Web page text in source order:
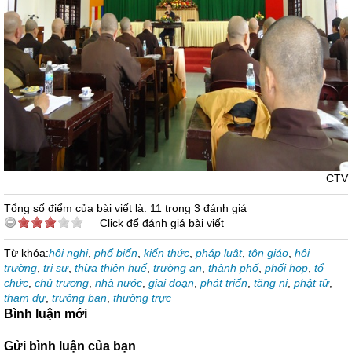
CTV
Tổng số điểm của bài viết là: 11 trong 3 đánh giá
Click để đánh giá bài viết
Từ khóa:hội nghị, phổ biến kiến thức pháp luật, tôn giáo hội
trường trị sự, thừa thiên huế, trường an thành phố, phối hợp tổ
chức chủ trương nhà nước giai đoạn phát triển tăng ni, phật tử,
tham dự, trưởng ban thường trực
Bình luận mới
Gửi bình luận của bạn